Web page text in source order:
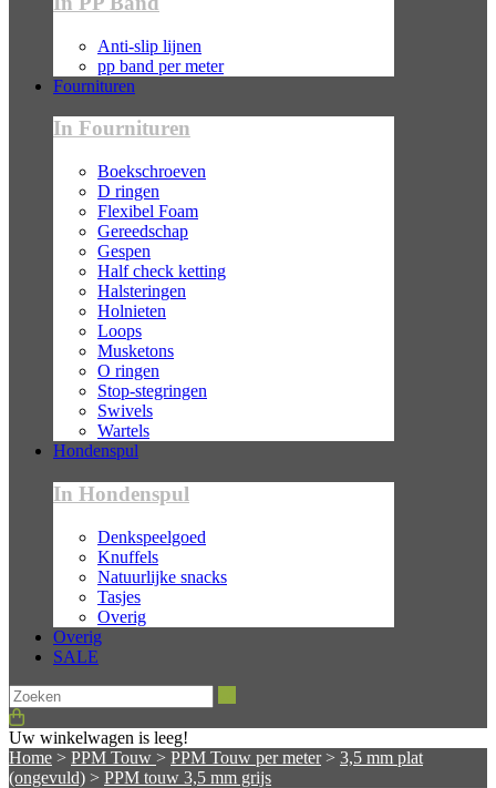
Anti-slip lijnen
pp band per meter
Fournituren
In Fournituren
Boekschroeven
D ringen
Flexibel Foam
Gereedschap
Gespen
Half check ketting
Halsteringen
Holnieten
Loops
Musketons
O ringen
Stop-stegringen
Swivels
Wartels
Hondenspul
In Hondenspul
Denkspeelgoed
Knuffels
Natuurlijke snacks
Tasjes
Overig
Overig
SALE
Uw winkelwagen is leeg!
Home > PPM Touw > PPM Touw per meter> 3,5 mm plat
(ongevuld) > PPM touw 3,5 mm grijs